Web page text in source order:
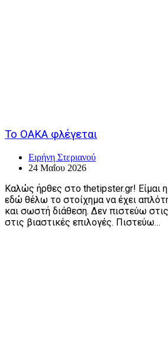
Το ΟΑΚΑ φλέγεται
Ειρήνη Στεριανού
24 Μαΐου 2026
Καλώς ήρθες στο thetipster.gr! Είμαι η
εδώ θέλω το στοίχημα να έχει
και σωστή διάθεση. Δεν πιστεύω
στις βιαστικές επιλογές. Πιστεύω…